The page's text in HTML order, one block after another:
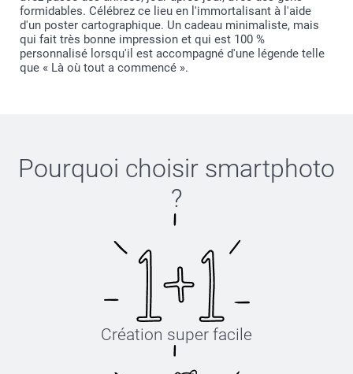
formidables. Célébrez ce lieu en l'immortalisant à l'aide
d'un poster cartographique. Un cadeau minimaliste, mais
qui fait très bonne impression et qui est 100 %
personnalisé lorsqu'il est accompagné d'une légende telle
que « Là où tout a commencé ».
Pourquoi choisir smartphoto
?
Création super facile